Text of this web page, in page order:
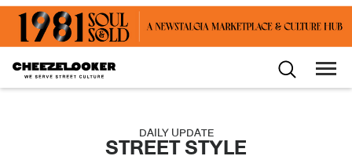
DAILY UPDATE
STREET STYLE